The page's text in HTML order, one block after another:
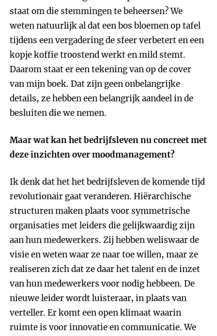
staat om die stemmingen te beheersen? We
weten natuurlijk al dat een bos bloemen op tafel
tijdens een vergadering de sfeer verbetert en een
kopje koffie troostend werkt en mild stemt.
Daarom staat er een tekening van op de cover
van mijn boek. Dat zijn geen onbelangrijke
details, ze hebben een belangrijk aandeel in de
besluiten die we nemen.
Maar wat kan het bedrijfsleven nu concreet met
deze inzichten over moodmanagement?
Ik denk dat het het bedrijfsleven de komende tijd
revolutionair gaat veranderen. Hiërarchische
structuren maken plaats voor symmetrische
organisaties met leiders die gelijkwaardig zijn
aan hun medewerkers. Zij hebben weliswaar de
visie en weten waar ze naar toe willen, maar ze
realiseren zich dat ze daar het talent en de inzet
van hun medewerkers voor nodig hebbeen. De
nieuwe leider wordt luisteraar, in plaats van
verteller. Er komt een open klimaat waarin
ruimte is voor innovatie en communicatie. We